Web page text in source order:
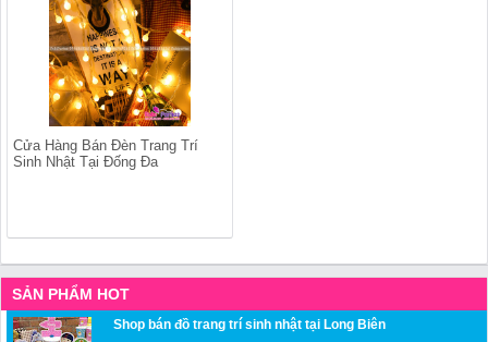
Cửa Hàng Bán Đèn Trang Trí
Sinh Nhật Tại Đống Đa
SẢN PHẨM HOT
Shop bán đồ trang trí sinh nhật tại Long Biên